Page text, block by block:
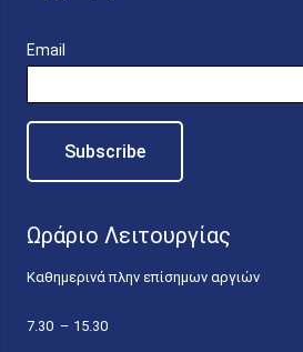
Email
Ωράριο Λειτουργίας
Καθημερινά πλην επίσημων αργιών
7.30 – 15.30